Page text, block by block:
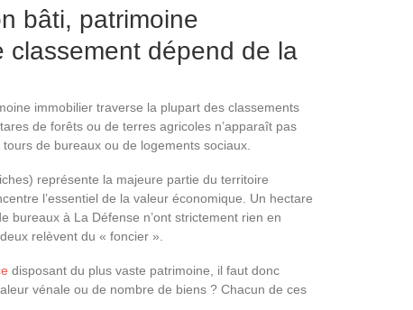
bâti, patrimoine
classement dépend de la
immobilier traverse la plupart des classements
de forêts ou de terres agricoles n’apparaît pas
de bureaux ou de logements sociaux.
représente la majeure partie du territoire
l’essentiel de la valeur économique. Un hectare
bureaux à La Défense n’ont strictement rien en
relèvent du « foncier ».
disposant du plus vaste patrimoine, il faut donc
vénale ou de nombre de biens ? Chacun de ces